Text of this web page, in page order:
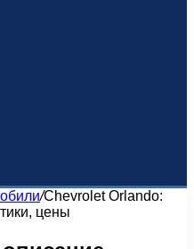
/Chevrolet Orlando:
цены